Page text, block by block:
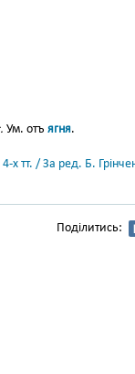
Ум. отъ ягня.
4-х тт. / За ред. Б.
Поділитись: